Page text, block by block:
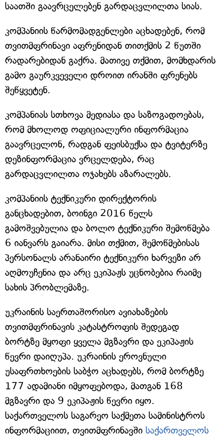
საათში გაავრცელებენ გარდაცვლილთა სიას.
კომპანიის წარმომადგენლები აცხადებენ, რომ
თვითმფრინავი აფრენიდან თითქმის 2 წუთში
რადარებიდან გაქრა. მათივე თქმით, მომხდარის
გამო გაურკვეველი დროით ირანში ფრენებს
შეწყვეტენ.
კომპანიას სთხოვა მედიასა და საზოგადოებას,
რომ მხოლოდ ოფიციალური ინფორმაცია
გაავრცელონ, რადგან ფეისბუქსა და ტვიტერზე
დეზინფორმაცია ვრცელდება, რაც
გარდაცვლილთა ოჯახებს აზარალებს.
კომპანიის ტექნიკური დირექტორის
განცხადებით, ბოინგი 2016 წელს
გამოშვებულია და ბოლო ტექნიკური შემოწმება
6 იანვარს გაიარა. მისი თქმით, შემოწმებისას
პერსონალს არანაირი ტექნიკური ხარვეზი არ
აღმოუჩენია და არც ეკიპაჟს უცნობებია რაიმე
სახის პრობლემაზე.
უკრაინის საერთაშორისო ავიახაზების
თვითმფრინავის კატასტროფის შედეგად
ბორტზე მყოფი ყველა მგზავრი და ეკიპაჟის
წევრი დაიღუპა. უკრაინის ეროვნული
უსაფრთხოების საბჭო აცხადებს, რომ ბორტზე
177 ადამიანი იმყოფებოდა, მათგან 168
მგზავრი და 9 ეკიპაჟის წევრი იყო.
საქართველოს საგარეო საქმეთა სამინისტროს
ინფორმაციით, თვითმფრინავში საქართველოს